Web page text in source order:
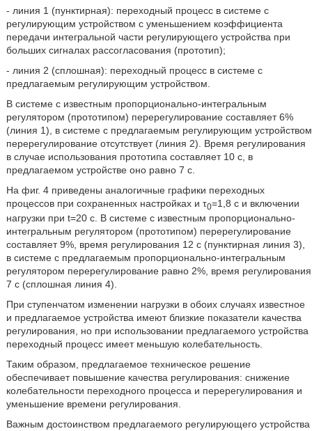
- линия 1 (пунктирная): переходный процесс в системе с
регулирующим устройством с уменьшением коэффициента
передачи интегральной части регулирующего устройства при
больших сигналах рассогласования (прототип);
- линия 2 (сплошная): переходный процесс в системе с
предлагаемым регулирующим устройством.
В системе с известным пропорционально-интегральным
регулятором (прототипом) перерегулирование составляет 6%
(линия 1), в системе с предлагаемым регулирующим устройством
перерегулирование отсутствует (линия 2). Время регулирования
в случае использования прототипа составляет 10 с, в
предлагаемом устройстве оно равно 7 с.
На фиг. 4 приведены аналогичные графики переходных
процессов при сохраненных настройках и τ0=1,8 с и включении
нагрузки при t=20 с. В системе с известным пропорционально-
интегральным регулятором (прототипом) перерегулирование
составляет 9%, время регулирования 12 с (пунктирная линия 3),
в системе с предлагаемым пропорционально-интегральным
регулятором перерегулирование равно 2%, время регулирования
7 с (сплошная линия 4).
При ступенчатом изменении нагрузки в обоих случаях известное
и предлагаемое устройства имеют близкие показатели качества
регулирования, но при использовании предлагаемого устройства
переходный процесс имеет меньшую колебательность.
Таким образом, предлагаемое техническое решение
обеспечивает повышение качества регулирования: снижение
колебательности переходного процесса и перерегулирования и
уменьшение времени регулирования.
Важным достоинством предлагаемого регулирующего устройства